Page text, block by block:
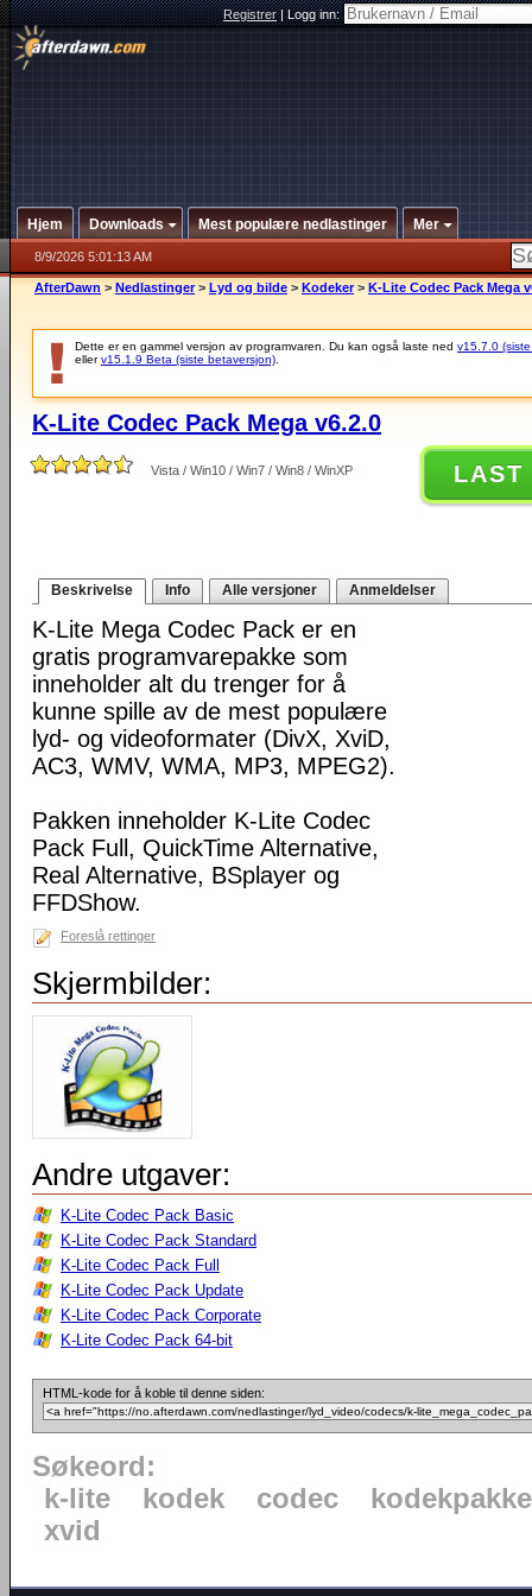
Registrer|Logg inn:
Hjem Downloads Mest populære nedlastinger Mer
8/9/2026 5:01:13 AM
AfterDawn > Nedlastinger > Lyd og bilde > Kodeker > K-Lite Codec Pack Mega
Dette er en gammel versjon av programvaren. Du kan også laste ned v15.7.0
ellerv15.1.9 Beta (siste betaversjon)
K-Lite Codec Pack Mega v6.2.0
Vista / Win10 / Win7 / Win8 / WinXP LAST
Beskrivelse Info Alle versjoner Anmeldelser
K-Lite Mega Codec Pack er en
gratis programvarepakke som
inneholder alt du trenger for å
kunne spille av de mest populære
lyd- og videoformater (DivX, XviD,
AC3, WMV, WMA, MP3, MPEG2).
Pakken inneholder K-Lite Codec
Pack Full, QuickTime Alternative,
Real Alternative, BSplayer og
FFDShow.
Foreslå rettinger
Skjermbilder:
Andre utgaver:
K-Lite Codec Pack Basic
K-Lite Codec Pack Standard
K-Lite Codec Pack Full
K-Lite Codec Pack Update
K-Lite Codec Pack Corporate
K-Lite Codec Pack 64-bit
HTML-kode for å koble til denne siden:
Søkeord:
k-lite
kodek codec
kodekpakke
xvid